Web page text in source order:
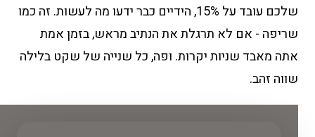
שלכם עובד על 15%, הידיים כבר ידעו מה לעשות. זה כמו
שריפה - אם לא תרגלת את הנתיב מראש, בזמן אמת
אתה מאבד שניות יקרות. ופה, כל שנייה של שקט בלילה
שווה זהב.